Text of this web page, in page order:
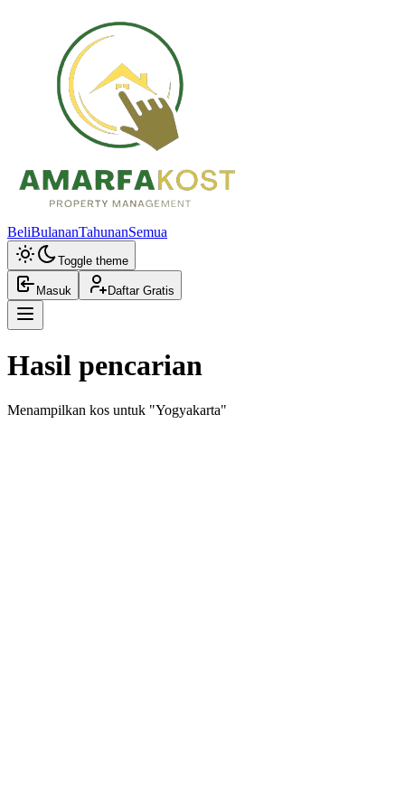
BeliBulananTahunanSemua
Toggle theme
Masuk Daftar Gratis
Hasil pencarian
Menampilkan kos untuk "Yogyakarta"